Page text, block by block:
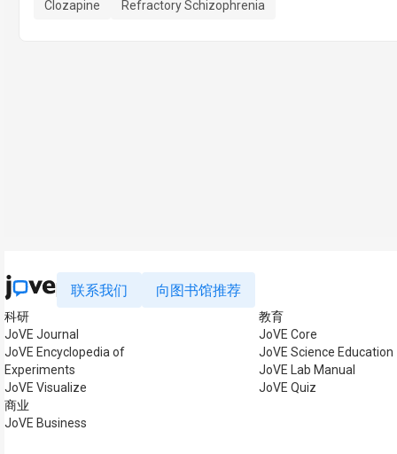
Clozapine
Refractory Schizophrenia
联系我们 向图书馆推荐
科研
JoVE Journal
JoVE Encyclopedia of
Experiments
JoVE Visualize
商业
JoVE Business
教育
JoVE Core
JoVE Science Education
JoVE Lab Manual
JoVE Quiz